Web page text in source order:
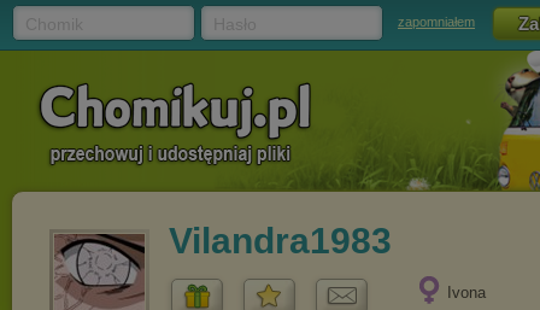
zapomniałem
Vilandra1983
Ivona